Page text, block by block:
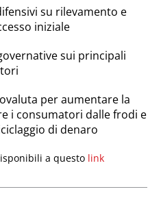
su rilevamento e
iniziale
sui principali
per aumentare la
i consumatori dalle frodi e
di denaro
a questo link